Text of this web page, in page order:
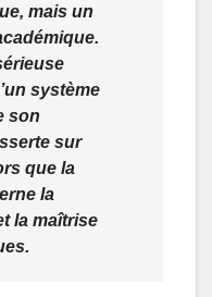
mais un
système
son
sur
que la
la
la maîtrise